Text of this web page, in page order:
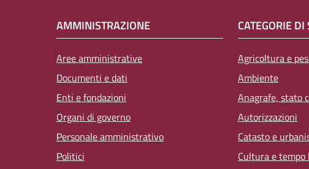
AMMINISTRAZIONE
Aree amministrative
Documenti e dati
Enti e fondazioni
Organi di governo
Personale amministrativo
Politici
CATEGORIE
Agricoltura e
Ambiente
Anagrafe, stato
Autorizzazioni
Catasto e
Cultura e tempo